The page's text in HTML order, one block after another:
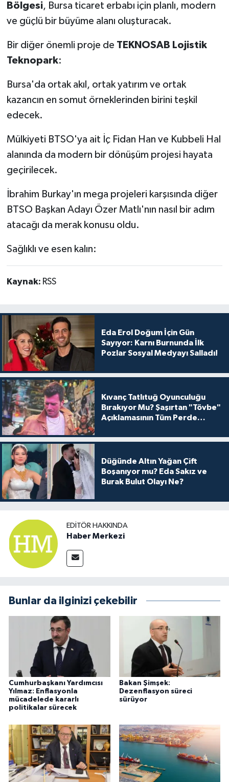
Bölgesi, Bursa ticaret erbabı için planlı, modern
ve güçlü bir büyüme alanı oluşturacak.
Bir diğer önemli proje de TEKNOSAB Lojistik
Teknopark:
Bursa'da ortak akıl, ortak yatırım ve ortak
kazancın en somut örneklerinden birini teşkil
edecek.
Mülkiyeti BTSO'ya ait İç Fidan Han ve Kubbeli Hal
alanında da modern bir dönüşüm projesi hayata
geçirilecek.
İbrahim Burkay'ın mega projeleri karşısında diğer
BTSO Başkan Adayı Özer Matlı'nın nasıl bir adım
atacağı da merak konusu oldu.
Sağlıklı ve esen kalın:
Kaynak: RSS
Eda Erol Doğum İçin Gün
Sayıyor: Karnı Burnunda İlk
Pozlar Sosyal Medyayı Salladı!
Kıvanç Tatlıtuğ Oyunculuğu
Bırakıyor Mu? Şaşırtan "Tövbe"
Açıklamasının Tüm Perde
Düğünde Altın Yağan Çift
Boşanıyor mu? Eda Sakız ve
Burak Bulut Olayı Ne?
EDITÖR HAKKINDA
Haber Merkezi
Bunlar da ilginizi çekebilir
Cumhurbaşkanı Yardımcısı
Yılmaz: Enflasyonla
mücadelede kararlı
politikalar sürecek
Bakan Şimşek:
Dezenflasyon süreci
sürüyor